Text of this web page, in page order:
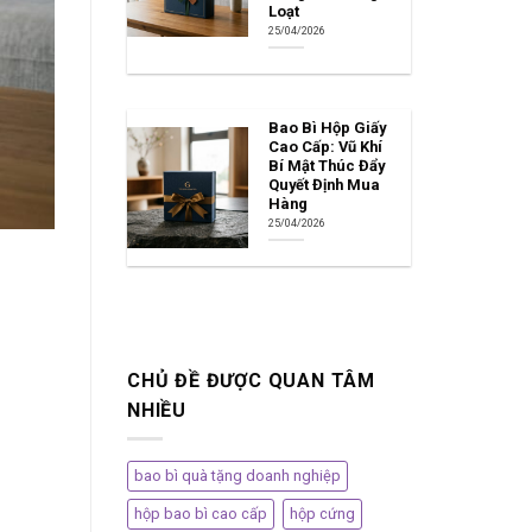
Loạt
25/04/2026
Bao Bì Hộp Giấy
Cao Cấp: Vũ Khí
Bí Mật Thúc Đẩy
Quyết Định Mua
Hàng
25/04/2026
CHỦ ĐỀ ĐƯỢC QUAN TÂM
NHIỀU
bao bì quà tặng doanh nghiệp
hộp bao bì cao cấp hộp cứng